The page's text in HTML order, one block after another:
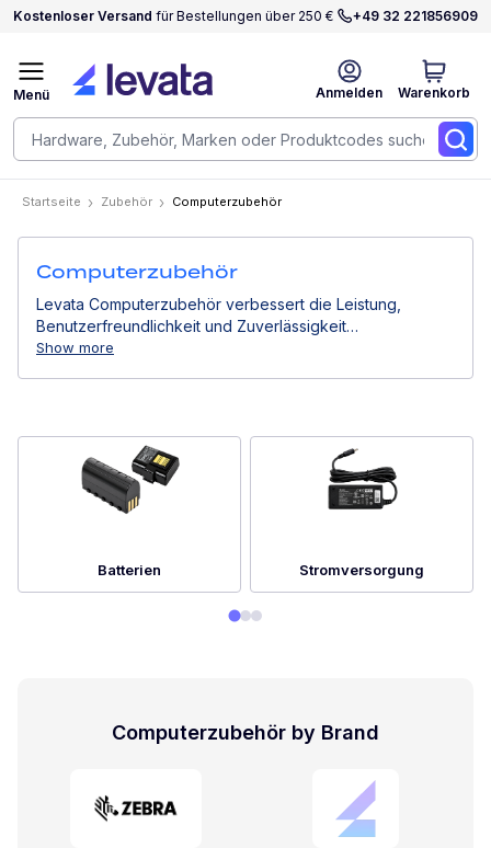
Kostenloser Versand für Bestellungen über 250 € +49 32 221856909
Anmelden Warenkorb
Menü
Startseite Zubehör Computerzubehör
Computerzubehör
Levata Computerzubehör verbessert die Leistung,
Benutzerfreundlichkeit und Zuverlässigkeit
professioneller Computergeräte. Von Stromlösungen
Show more
Batterien Stromversorgung
Computerzubehör by Brand